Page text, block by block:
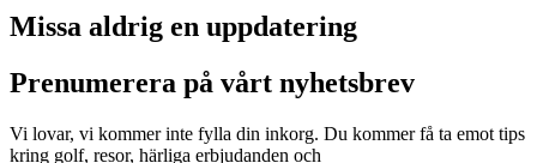
Missa aldrig en uppdatering
Prenumerera på vårt nyhetsbrev
Vi lovar, vi kommer inte fylla din inkorg. Du kommer få ta emot tips
kring golf, resor, härliga erbjudanden och